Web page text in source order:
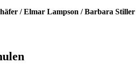
/ Elmar Lampson / Barbara Stiller